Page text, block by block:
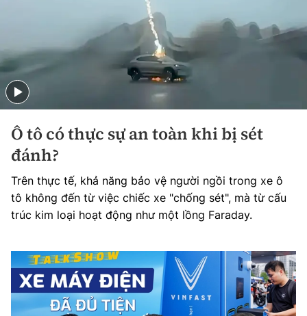
Ô tô có thực sự an toàn khi bị sét
đánh?
Trên thực tế, khả năng bảo vệ người ngồi trong xe ô
tô không đến từ việc chiếc xe "chống sét", mà từ cấu
trúc kim loại hoạt động như một lồng Faraday.